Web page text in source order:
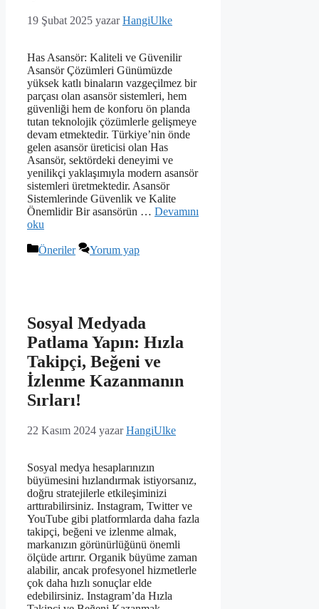
19 Şubat 2025 yazarHangiUlke
Has Asansör: Kaliteli ve Güvenilir
Asansör Çözümleri Günümüzde
yüksek katlı binaların vazgeçilmez bir
parçası olan asansör sistemleri, hem
güvenliği hem de konforu ön planda
tutan teknolojik çözümlerle gelişmeye
devam etmektedir. Türkiye’nin önde
gelen asansör üreticisi olan Has
Asansör, sektördeki deneyimi ve
yenilikçi yaklaşımıyla modern asansör
sistemleri üretmektedir. Asansör
Sistemlerinde Güvenlik ve Kalite
Önemlidir Bir asansörün … Devamını
oku
Kategoriler
Öneriler Yorum yap
Sosyal Medyada
Patlama Yapın: Hızla
Takipçi, Beğeni ve
İzlenme Kazanmanın
Sırları!
22 Kasım 2024 yazarHangiUlke
Sosyal medya hesaplarınızın
büyümesini hızlandırmak istiyorsanız,
doğru stratejilerle etkileşiminizi
arttırabilirsiniz. Instagram, Twitter ve
YouTube gibi platformlarda daha fazla
takipçi, beğeni ve izlenme almak,
markanızın görünürlüğünü önemli
ölçüde artırır. Organik büyüme zaman
alabilir, ancak profesyonel hizmetlerle
çok daha hızlı sonuçlar elde
edebilirsiniz. Instagram’da Hızla